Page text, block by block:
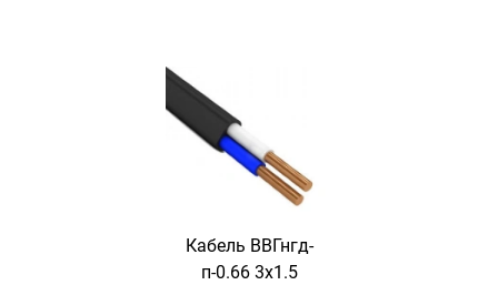
Кабель ВВГнгд-
п-0.66 3х1.5